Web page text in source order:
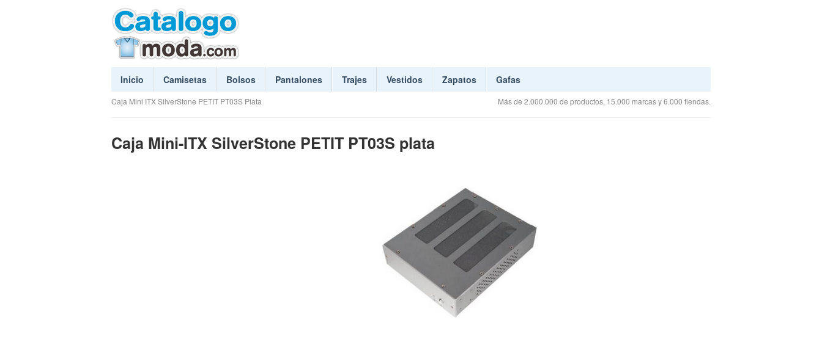
Inicio Camisetas Bolsos Pantalones Trajes Vestidos Zapatos Gafas
Caja Mini ITX SilverStone PETIT PT03S Plata Más de 2.000.000 de productos, 15.000 marcas y 6.000 tiendas.
Caja Mini-ITX SilverStone PETIT PT03S plata